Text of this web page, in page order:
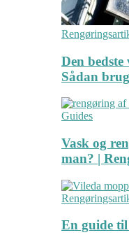
Den
Sådan
Guides
Vask og
man? |
En guide